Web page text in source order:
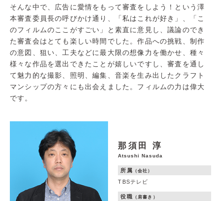
そんな中で、広告に愛情をもって審査をしよう！という澤
本審査委員長の呼びかけ通り、「私はこれが好き」、「こ
のフィルムのここがすごい」と素直に意見し、議論のでき
た審査会はとても楽しい時間でした。作品への挑戦、制作
の意図、狙い、工夫などに最大限の想像力を働かせ、種々
様々な作品を選出できたことが嬉しいですし、審査を通し
て魅力的な撮影、照明、編集、音楽を生み出したクラフト
マンシップの方々にも出会えました。フィルムの力は偉大
です。
那須田 淳
Atsushi Nasuda
所属 （会社）
TBSテレビ
役職 （肩書き）